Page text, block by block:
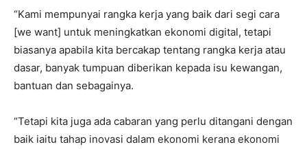
“Kami mempunyai rangka kerja yang baik dari segi cara
[we want] untuk meningkatkan ekonomi digital, tetapi
biasanya apabila kita bercakap tentang rangka kerja atau
dasar, banyak tumpuan diberikan kepada isu kewangan,
bantuan dan sebagainya.
“Tetapi kita juga ada cabaran yang perlu ditangani dengan
baik iaitu tahap inovasi dalam ekonomi kerana ekonomi